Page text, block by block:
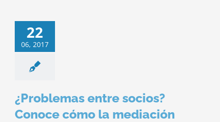
22
06, 2017
¿Problemas entre socios?
Conoce cómo la mediación